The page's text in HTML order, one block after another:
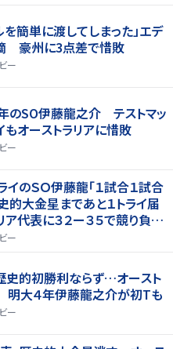
を簡単に渡してしまった」エデ
豪州に3点差で惜敗
ー
年のSO伊藤龍之介 テストマッ
もオーストラリアに惜敗
ー
イのＳＯ伊藤龍「１試合１試合
的大金星まであと１トライ届
代表に３２ー３５で競り負け
ー
歴史的初勝利ならず…オースト
明大４年伊藤龍之介が初Tも
ー